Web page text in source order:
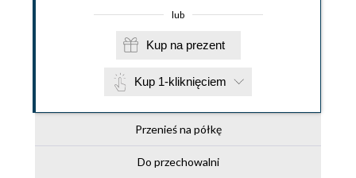
lub
Kup na prezent
Kup 1-kliknięciem
Przenieś na półkę
Do przechowalni